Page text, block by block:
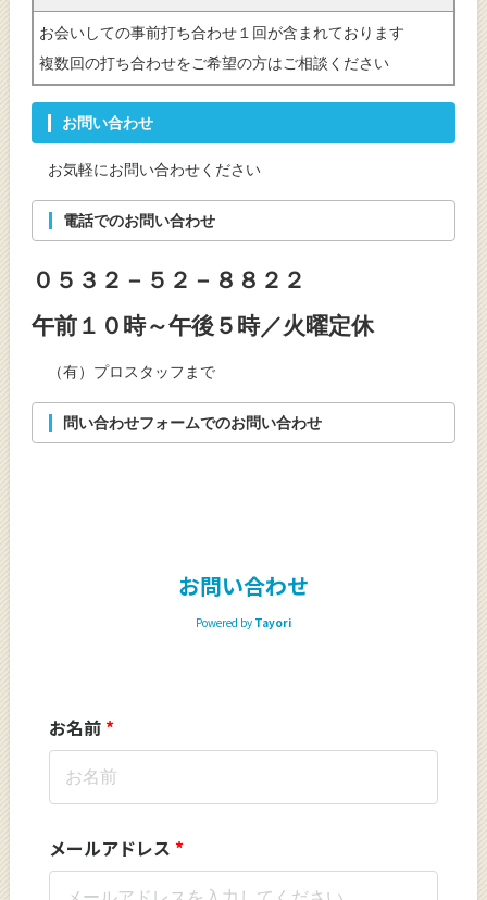
お会いしての事前打ち合わせ１回が含まれております
複数回の打ち合わせをご希望の方はご相談ください
お問い合わせ
お気軽にお問い合わせください
電話でのお問い合わせ
０５３２－５２－８８２２
午前１０時～午後５時／火曜定休
（有）プロスタッフまで
問い合わせフォームでのお問い合わせ